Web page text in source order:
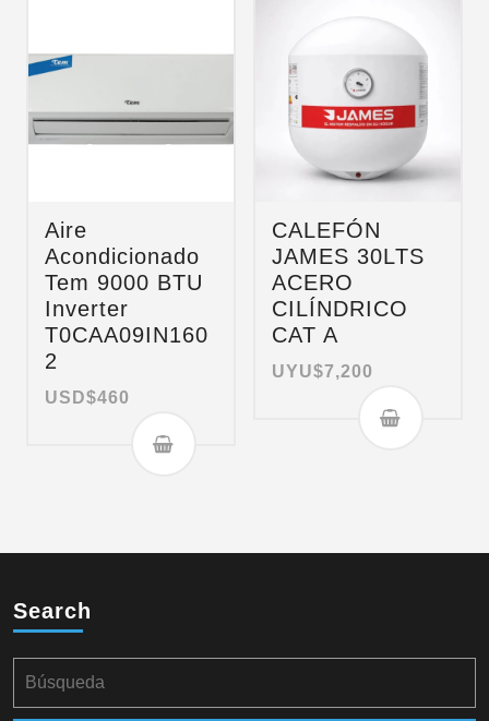
Aire
Acondicionado
Tem 9000 BTU
Inverter
T0CAA09IN160
2
USD$460
CALEFÓN
JAMES 30LTS
ACERO
CILÍNDRICO
CAT A
UYU$7,200
Search